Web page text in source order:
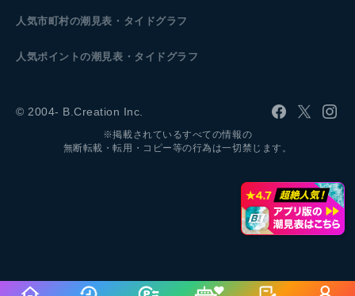
人気市町村の潮見表・タイドグラフ
人気ポイントの潮見表・タイドグラフ
© 2004- B.Creation Inc.
※掲載されているすべての情報の
無断転載・転用・コピー等の行為は一切禁じます。